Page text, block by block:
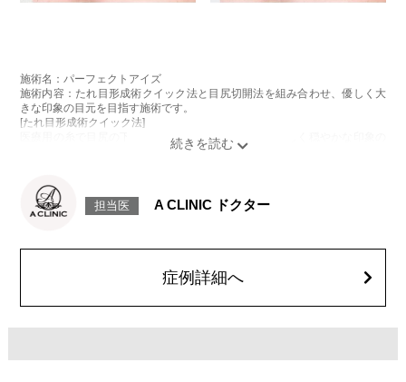
施術名：パーフェクトアイズ
施術内容：たれ目形成術クイック法と目尻切開法を組み合わせ、優しく大
きな印象の目元を目指す施術です。
[たれ目形成術クイック法]
医療用の糸で目尻の下側を軽く引き下げることで、優しく穏やかな印象の
なり、目の横幅を大きく見せる施術です。
施術時間：約30分程
後一時的に生じることがございます。また、稀に細菌感染症、左右差、後
戻り、目尻のラインに段差が生じる、睫毛が切れたり抜ける、結膜腫脹な
どが生じることがございます。
オプション：笑気麻酔 3,300円(税込)
担当医 A CLINIC ドクター
症例詳細へ